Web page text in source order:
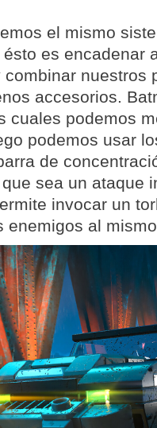
el mismo
es encadenar
nuestros
accesorios.
cuales podemos
podemos usar
de
sea un ataque
invocar un
enemigos al